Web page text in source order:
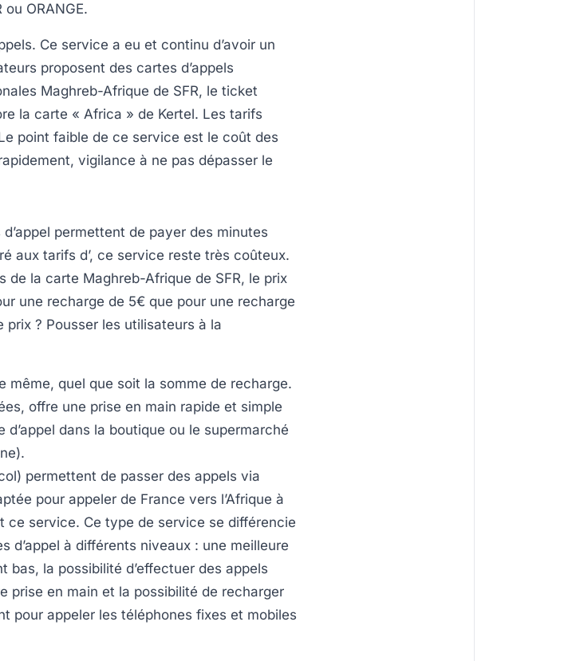
ORANGE.
Ce service a eu et continu d’avoir un
proposent des cartes d’appels
Maghreb-Afrique de SFR, le ticket
la carte « Africa » de Kertel. Les tarifs
point faible de ce service est le coût des
vigilance à ne pas dépasser le
permettent de payer des minutes
aux tarifs d’, ce service reste très coûteux.
de la carte Maghreb-Afrique de SFR, le prix
une recharge de 5€ que pour une recharge
? Pousser les utilisateurs à la
quel que soit la somme de recharge.
offre une prise en main rapide et simple
d’appel dans la boutique ou le supermarché
permettent de passer des appels via
pour appeler de France vers l’Afrique à
ce service. Ce type de service se différencie
d’appel à différents niveaux : une meilleure
bas, la possibilité d’effectuer des appels
prise en main et la possibilité de recharger
pour appeler les téléphones fixes et mobiles